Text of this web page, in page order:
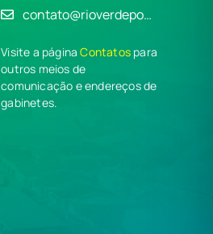
contato@rioverdepo…
Visite a páginaContatos para
outros meios de
comunicação e endereços de
gabinetes.